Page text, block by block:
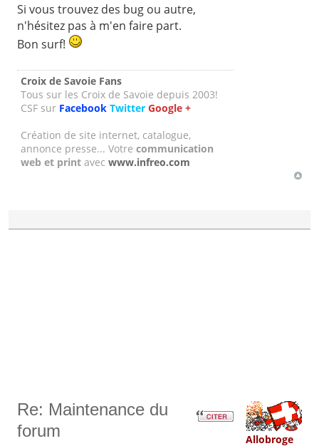
Si vous trouvez des bug ou autre,
n'hésitez pas à m'en faire part.
Bon surf!
Croix de Savoie Fans
Tous sur les Croix de Savoie depuis 2003!
CSF sur Facebook Twitter Google +
Création de site internet, catalogue,
annonce presse... Votrecommunication
web et print avecwww.infreo.com
Re: Maintenance du
forum
Allobroge